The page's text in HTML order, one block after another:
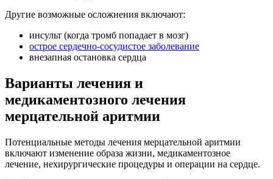
Другие возможные осложнения включают:
инсульт (когда тромб попадает в мозг)
острое сердечно-сосудистое заболевание
внезапная остановка сердца
Варианты лечения и
медикаментозного лечения
мерцательной аритмии
Потенциальные методы лечения мерцательной аритмии
включают изменение образа жизни, медикаментозное
лечение, нехирургические процедуры и операции на сердце.